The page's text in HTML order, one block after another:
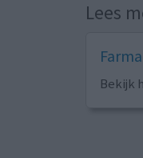
Lees
Bekijk